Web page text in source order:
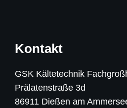
Kontakt
GSK Kältetechnik
Prälatenstraße 3d
86911 Dießen am